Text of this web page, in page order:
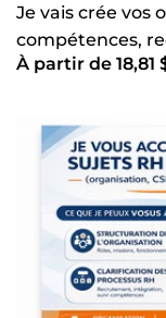
Je vais crée vos
compétences,
À partir de 18,81